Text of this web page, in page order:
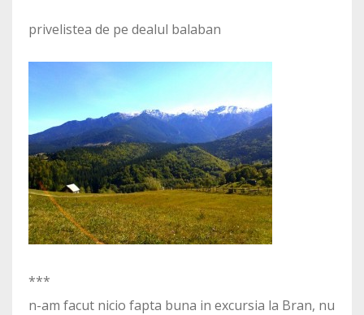
privelistea de pe dealul balaban
***
n-am facut nicio fapta buna in excursia la Bran, nu